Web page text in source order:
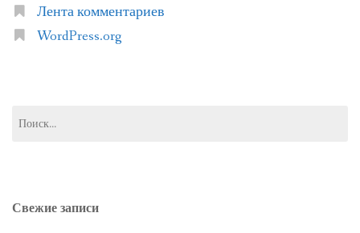
Лента комментариев
WordPress.org
Свежие записи